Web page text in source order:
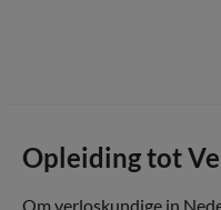
Opleiding tot
Om verloskundige in